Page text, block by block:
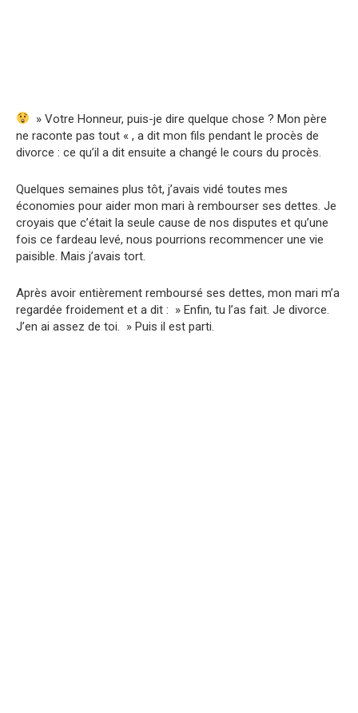
» Votre Honneur, puis-je dire quelque chose ? Mon père
ne raconte pas tout « , a dit mon fils pendant le procès de
divorce : ce qu’il a dit ensuite a changé le cours du procès.
Quelques semaines plus tôt, j’avais vidé toutes mes
économies pour aider mon mari à rembourser ses dettes. Je
croyais que c’était la seule cause de nos disputes et qu’une
fois ce fardeau levé, nous pourrions recommencer une vie
paisible. Mais j’avais tort.
Après avoir entièrement remboursé ses dettes, mon mari m’a
regardée froidement et a dit : » Enfin, tu l’as fait. Je divorce.
J’en ai assez de toi. » Puis il est parti.